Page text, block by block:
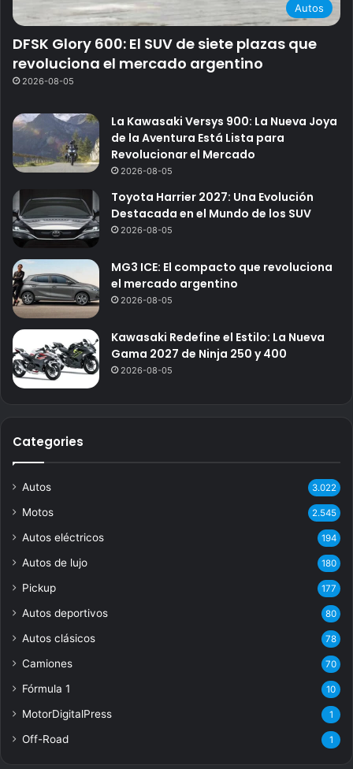
Autos
DFSK Glory 600: El SUV de siete plazas que
revoluciona el mercado argentino
2026-08-05
La Kawasaki Versys 900: La Nueva Joya
de la Aventura Está Lista para
Revolucionar el Mercado
2026-08-05
Toyota Harrier 2027: Una Evolución
Destacada en el Mundo de los SUV
2026-08-05
MG3 ICE: El compacto que revoluciona
el mercado argentino
2026-08-05
Kawasaki Redefine el Estilo: La Nueva
Gama 2027 de Ninja 250 y 400
2026-08-05
Categories
Autos 3.022
Motos 2.545
Autos eléctricos 194
Autos de lujo 180
Pickup 177
Autos deportivos 80
Autos clásicos 78
Camiones 70
Fórmula 1 10
MotorDigitalPress 1
Off-Road 1